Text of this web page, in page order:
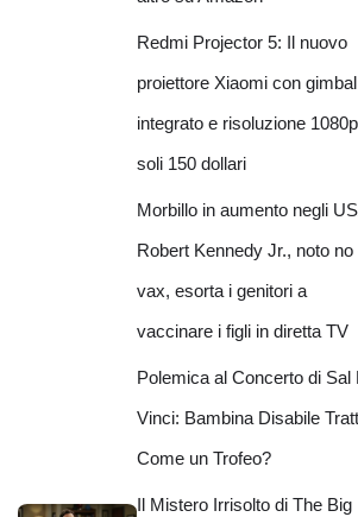
Redmi Projector 5: Il nuovo
proiettore Xiaomi con gimbal
integrato e risoluzione
soli 150 dollari
Morbillo in aumento negli
Robert Kennedy Jr., noto no
vax, esorta i genitori a
vaccinare i figli in diretta TV
Polemica al Concerto di Sal
Vinci: Bambina Disabile
Come un Trofeo?
Il Mistero Irrisolto di The Big